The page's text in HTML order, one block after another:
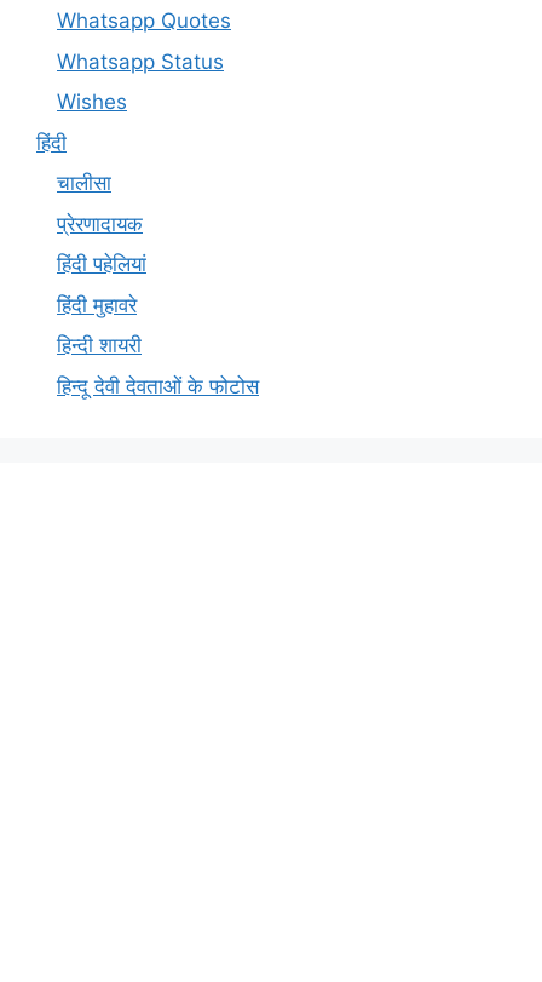
Whatsapp Quotes
Whatsapp Status
Wishes
हिंदी
चालीसा
प्रेरणादायक
हिंदी पहेलियां
हिंदी मुहावरे
हिन्दी शायरी
हिन्दू देवी देवताओं के फोटोस